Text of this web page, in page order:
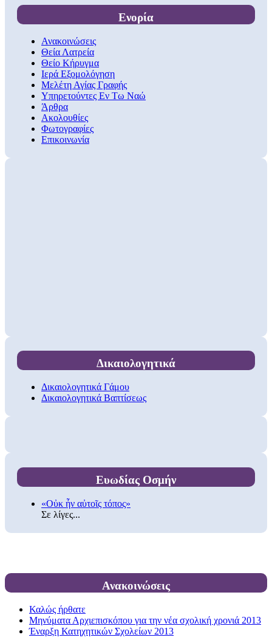
Ενορία
Ανακοινώσεις
Θεία Λατρεία
Θείο Κήρυγμα
Ιερά Εξομολόγηση
Μελέτη Αγίας Γραφής
Υπηρετούντες Εν Τω Ναώ
Άρθρα
Ακολουθίες
Φωτογραφίες
Επικοινωνία
Δικαιολογητικά
Δικαιολογητικά Γάμου
Δικαιολογητικά Βαπτίσεως
Ευωδίας Οσμήν
«Οὐκ ἦν αὐτοῖς τόπος»
Σε λίγες...
Ανακοινώσεις
Καλώς ήρθατε
Μηνύματα Αρχιεπισκόπου για την νέα σχολική χρονιά 2013
Έναρξη Κατηχητικών Σχολείων 2013